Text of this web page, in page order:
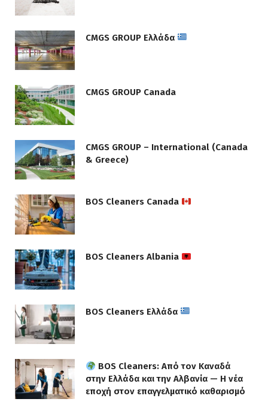
CMGS GROUP Ελλάδα
CMGS GROUP Canada
CMGS GROUP – International (Canada
& Greece)
BOS Cleaners Canada
BOS Cleaners Albania
BOS Cleaners Ελλάδα
BOS Cleaners: Από τον Καναδά
στην Ελλάδα και την Αλβανία — Η νέα
εποχή στον επαγγελματικό καθαρισμό